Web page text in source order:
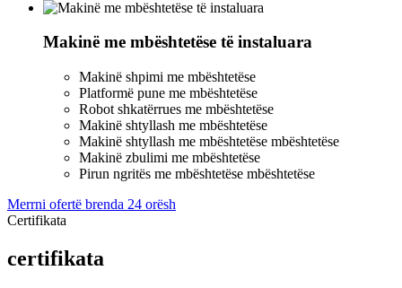
Makinë me mbështetëse të instaluara
Makinë shpimi me mbështetëse
Platformë pune me mbështetëse
Robot shkatërrues me mbështetëse
Makinë shtyllash me mbështetëse
Makinë shtyllash me mbështetëse mbështetëse
Makinë zbulimi me mbështetëse
Pirun ngritës me mbështetëse mbështetëse
Merrni ofertë brenda 24 orësh
Certifikata
certifikata